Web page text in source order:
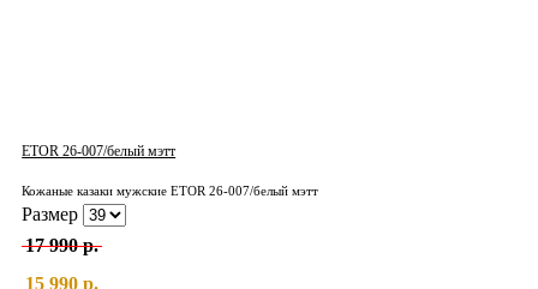
ETOR 26-007/белый мэтт
Кожаные казаки мужские ETOR 26-007/белый мэтт
Размер
17 990 р.
15 990 р.